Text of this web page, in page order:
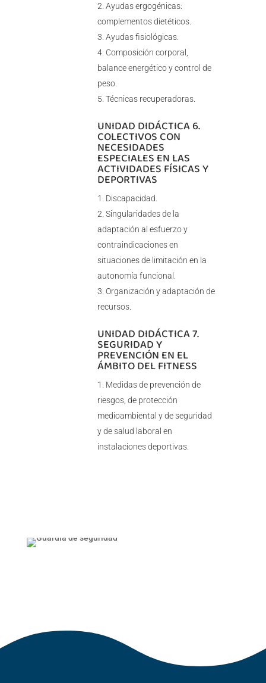
Ayudas ergogénicas:
complementos dietéticos.
Ayudas fisiológicas.
Composición corporal,
balance energético y control de
peso.
Técnicas recuperadoras.
UNIDAD DIDÁCTICA 6.
COLECTIVOS CON
NECESIDADES
ESPECIALES EN LAS
ACTIVIDADES FÍSICAS Y
DEPORTIVAS
Discapacidad.
Singularidades de la
adaptación al esfuerzo y
contraindicaciones en
situaciones de limitación en la
autonomía funcional.
Organización y adaptación de
recursos.
UNIDAD DIDÁCTICA 7.
SEGURIDAD Y
PREVENCIÓN EN EL
ÁMBITO DEL FITNESS
Medidas de prevención de
riesgos, de protección
medioambiental y de seguridad
y de salud laboral en
instalaciones deportivas.